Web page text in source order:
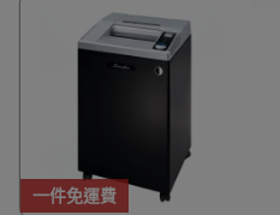
一件免運費